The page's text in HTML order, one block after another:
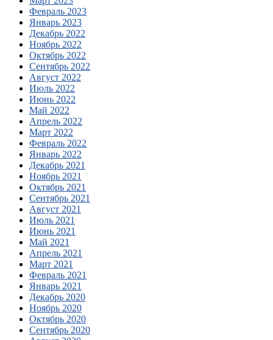
Февраль 2023
Январь 2023
Декабрь 2022
Ноябрь 2022
Октябрь 2022
Сентябрь 2022
Август 2022
Июль 2022
Июнь 2022
Май 2022
Апрель 2022
Март 2022
Февраль 2022
Январь 2022
Декабрь 2021
Ноябрь 2021
Октябрь 2021
Сентябрь 2021
Август 2021
Июль 2021
Июнь 2021
Май 2021
Апрель 2021
Март 2021
Февраль 2021
Январь 2021
Декабрь 2020
Ноябрь 2020
Октябрь 2020
Сентябрь 2020